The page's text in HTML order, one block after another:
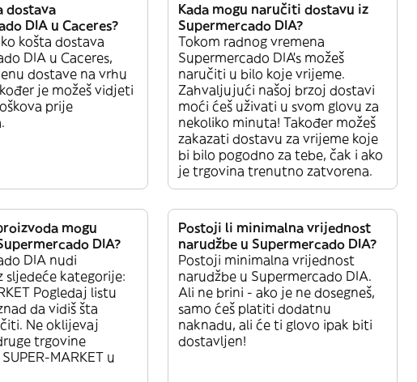
dostava
DIA u Caceres?
košta dostava
DIA u Caceres,
dostave na vrhu
je možeš vidjeti
prije
Kada mogu naručiti dostavu iz
Supermercado DIA?
Tokom radnog vremena
Supermercado DIA’s možeš
naručiti u bilo koje vrijeme.
Zahvaljujući našoj brzoj dostavi
moći ćeš uživati u svom glovu za
nekoliko minuta! Također možeš
zakazati dostavu za vrijeme koje
bi bilo pogodno za tebe, čak i ako
je trgovina trenutno zatvorena.
mogu
DIA?
DIA nudi
sljedeće kategorije:
Pogledaj listu
da vidiš šta
Ne oklijevaj
trgovine
MARKET u
Postoji li minimalna vrijednost
narudžbe u Supermercado DIA?
Postoji minimalna vrijednost
narudžbe u Supermercado DIA.
Ali ne brini - ako je ne dosegneš,
samo ćeš platiti dodatnu
naknadu, ali će ti glovo ipak biti
dostavljen!